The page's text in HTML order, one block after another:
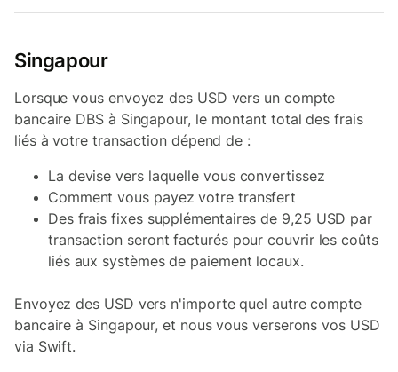
Singapour
Lorsque vous envoyez des USD vers un compte
bancaire DBS à Singapour, le montant total des frais
liés à votre transaction dépend de :
La devise vers laquelle vous convertissez
Comment vous payez votre transfert
Des frais fixes supplémentaires de 9,25 USD par
transaction seront facturés pour couvrir les coûts
liés aux systèmes de paiement locaux.
Envoyez des USD vers n'importe quel autre compte
bancaire à Singapour, et nous vous verserons vos USD
via Swift.